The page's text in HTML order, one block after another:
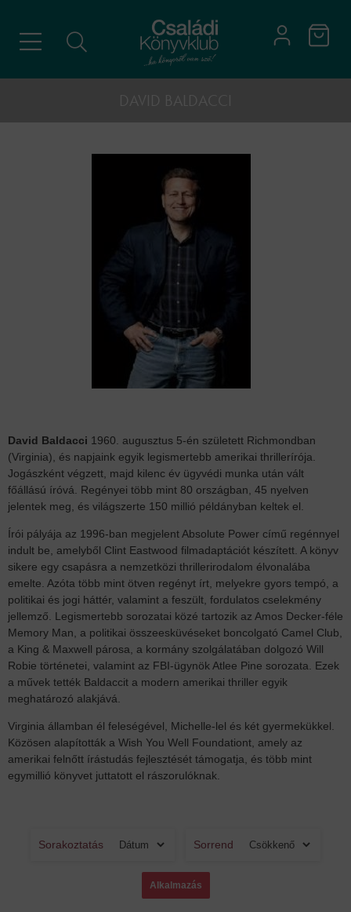
David Baldacci 1960. augusztus 5-én született Richmondban
(Virginia), és napjaink egyik legismertebb amerikai thrillerírója.
Jogászként végzett, majd kilenc év ügyvédi munka után vált
főállású íróvá. Regényei több mint 80 országban, 45 nyelven
jelentek meg, és világszerte 150 millió példányban keltek el.
Írói pályája az 1996-ban megjelent Absolute Power című regénnyel
indult be, amelyből Clint Eastwood filmadaptációt készített. A könyv
sikere egy csapásra a nemzetközi thrillerirodalom élvonalába
emelte. Azóta több mint ötven regényt írt, melyekre gyors tempó, a
politikai és jogi háttér, valamint a feszült, fordulatos cselekmény
jellemző. Legismertebb sorozatai közé tartozik az Amos Decker-féle
Memory Man, a politikai összeesküvéseket boncolgató Camel Club,
a King & Maxwell párosa, a kormány szolgálatában dolgozó Will
Robie történetei, valamint az FBI-ügynök Atlee Pine sorozata. Ezek
a művek tették Baldaccit a modern amerikai thriller egyik
meghatározó alakjává.
Virginia államban él feleségével, Michelle-lel és két gyermekükkel.
Közösen alapították a Wish You Well Foundationt, amely az
amerikai felnőtt írástudás fejlesztését támogatja, és több mint
egymillió könyvet juttatott el rászorulóknak.
Sorakoztatás Sorrend